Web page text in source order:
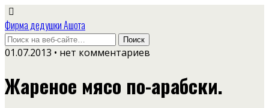
Фирма дедушки Ашота
01.07.2013 • нет комментариев
Жареное мясо по-арабски.